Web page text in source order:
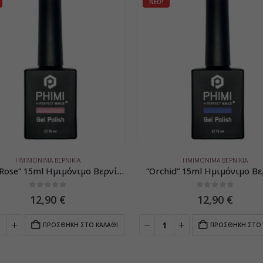
ΗΜΙΜΌΝΙΜΑ ΒΕΡΝΊΚΙΑ
“Dusty Rose” 15ml Ημιμόνιμο Βερνίκι
12,90 €
ΠΡΟΣΘΉΚΗ ΣΤΟ ΚΑΛΆΘΙ
ΝΈΟ!
ΗΜΙΜΌΝΙΜΑ ΒΕΡΝΊΚΙΑ
“Orchid” 15ml Ημιμόνιμο
12,90 €
ΠΡΟΣΘΉΚΗ ΣΤΟ